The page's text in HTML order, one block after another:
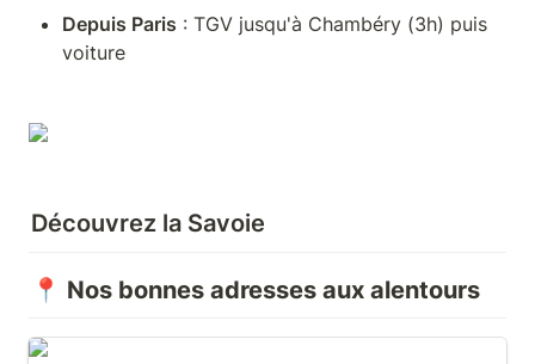
Depuis Paris : TGV jusqu'à Chambéry (3h) puis
voiture
Découvrez la Savoie
📍 Nos bonnes adresses aux alentours
Village d'Entremont-le-Vieux